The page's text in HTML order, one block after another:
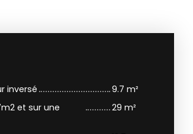
inversé
9.7 m²
et sur une
29 m²